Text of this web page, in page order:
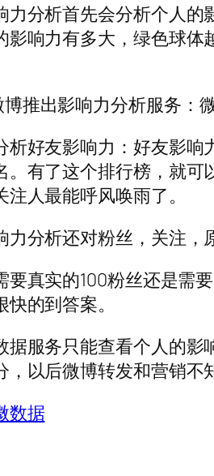
力分析首先会分析个人
影响力有多大，绿色球体
析好友影响力：好友影响
。有了这个排行榜，就
注人最能呼风唤雨了。
力分析还对粉丝，关注，
要真实的100粉丝还是需
快的到答案。
据服务只能查看个人的
，以后微博转发和营销不
数据